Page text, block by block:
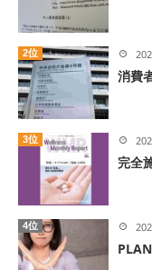
2位
消費
3位
完全
4位